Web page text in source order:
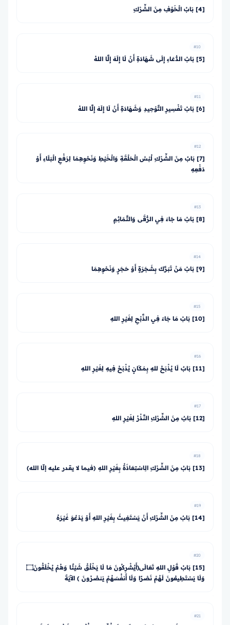
[4] بَابُ الْخَوْفِ مِنَ الشِّرْكِ
#10
[5] بَابُ الدُّعَاءِ إِلَى شَهَادَةِ أَنْ لَا إِلَهَ إِلَّا اللهُ
#11
[6] بَابُ تَفْسِيرِ التَّوْحِيدِ وَشَهَادَةِ أَنْ لَا إِلَهَ إِلَّا اللهُ
#12
[7] بَابٌ مِنَ الشِّرْكِ لُبْسُ الْحَلْقَةِ وَالْخَيْطِ وَنَحْوِهِمَا لِرَفْعِ الْبَلَاءِ أَوْ
دَفْعِهِ
#13
[8] بَابُ مَا جَاءَ فِي الرُّقَى وَالتَّمَائِمِ
#14
[9] بَابُ مَنْ تَبَرَّكَ بِشَجَرَةٍ أَوْ حَجَرٍ وَنَحْوِهِمَا
#15
[10] بَابُ مَا جَاءَ فِي الذَّبْحِ لِغَيْرِ اللهِ
#16
[11] بَابٌ لَا يُذْبَحُ للهِ بِمَكَانٍ يُذْبَحُ فِيهِ لِغَيْرِ اللهِ
#17
[12] بَابٌ مِنَ الشِّرْكِ النَّذْرُ لِغَيْرِ اللهِ
#18
[13] بَابٌ مِنَ الشِّرْكِ الِاسْتِعَاذَةُ بِغَيْرِ اللهِ (فيما لا يقدر عليه إلّا الله)
#19
[14] بَابٌ مِنَ الشِّرْكِ أَنْ يَسْتَغِيثَ بِغَيْرِ اللهِ أَوْ يَدْعُوَ غَيْرَهُ
#20
[15] بَابُ قَوْلِ اللهِ تَعَالَى﴿أَيُشْرِكُونَ مَا لَا يَخْلُقُ شَيْئًا وَهُمْ يُخْلَقُونَ۝
وَلَا يَسْتَطِيعُونَ لَهُمْ نَصْرًا وَلَا أَنفُسَهُمْ يَنصُرُونَ ﴾ الآيَةَ
#21